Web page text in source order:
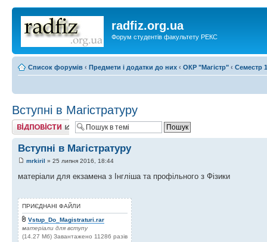
radfiz.org.ua
Форум студентів факультету РЕКС
Список форумів ‹ Предмети і додатки до них ‹ ОКР "Магістр" ‹ Семестр
Вступні в Магістратуру
Відповісти
Вступні в Магістратуру
mrkiril » 25 липня 2016, 18:44
матеріали для екзамена з Інгліша та профільного з Фізики
ПРИЄДНАНІ ФАЙЛИ
Vstup_Do_Magistraturi.rar
матеріали для вступу
(14.27 Мб) Завантажено 11286 разів